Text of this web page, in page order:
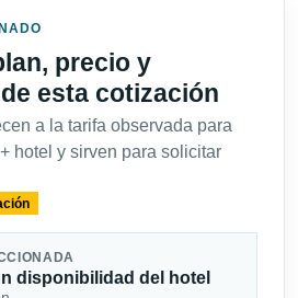
precio y
esta cotización
a la tarifa observada para
hotel y sirven para solicitar
disponibilidad del hotel